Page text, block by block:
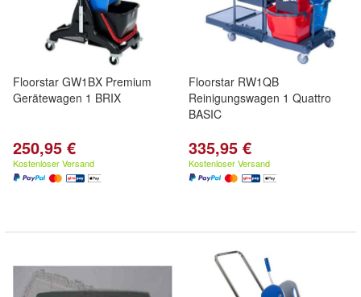
Floorstar GW1BX Premium
Gerätewagen 1 BRIX
250,95 €
Kostenloser Versand
Floorstar RW1QB
Reinigungswagen 1 Quattro
BASIC
335,95 €
Kostenloser Versand